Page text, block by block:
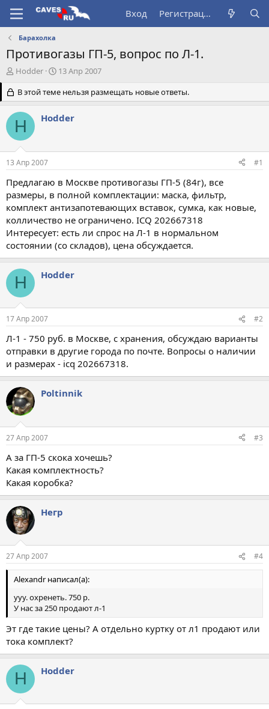
Вход Регистрация
Барахолка
Противогазы ГП-5, вопрос по Л-1.
А
т
о
р
т
е
м
Hodder
Д
т
а
н
а
а
13 Апр 2007
В этой теме нельзя размещать новые ответы.
H Hodder
13 Апр 2007 #1
Предлагаю в Москве противогазы ГП-5 (84г), все
размеры, в полной комплектации: маска, фильтр,
комплект антизапотевающих вставок, сумка, как новые,
колличество не ограничено. ICQ 202667318
Интересует: есть ли спрос на Л-1 в нормальном
состоянии (со складов), цена обсуждается.
H Hodder
17 Апр 2007 #2
Л-1 - 750 руб. в Москве, c хранения, обсуждаю варианты
отправки в другие города по почте. Вопросы о наличии
и размерах - icq 202667318.
Poltinnik
27 Апр 2007 #3
А за ГП-5 скока хочешь?
Какая комплектность?
Какая коробка?
Негр
27 Апр 2007 #4
Alexandr написал(а):
ууу. охренеть. 750 р.
У нас за 250 продают л-1
Эт где такие цены? А отдельно куртку от л1 продают или
тока комплект?
H Hodder